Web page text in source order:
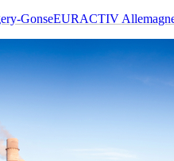
GonseEURACTIV